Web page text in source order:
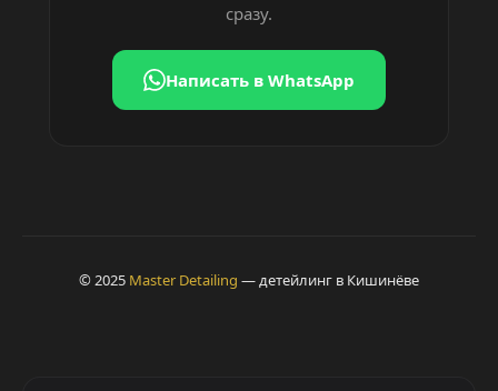
сразу.
Написать в WhatsApp
© 2025 Master Detailing — детейлинг в Кишинёве